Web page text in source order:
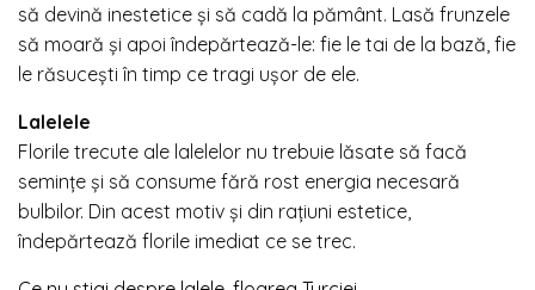
să devină inestetice și să cadă la pământ. Lasă frunzele
să moară și apoi îndepărtează-le: fie le tai de la bază, fie
le răsucești în timp ce tragi ușor de ele.
Lalelele
Florile trecute ale lalelelor nu trebuie lăsate să facă
semințe și să consume fără rost energia necesară
bulbilor. Din acest motiv și din rațiuni estetice,
îndepărtează florile imediat ce se trec.